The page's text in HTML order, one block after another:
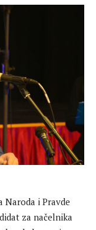
Naroda i Pravde
za načelnika